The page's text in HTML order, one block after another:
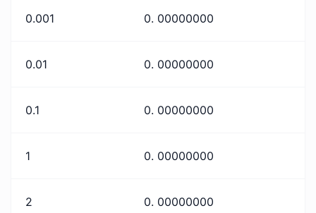
0.001 0. 00000000
0.01 0. 00000000
0.1 0. 00000000
1 0. 00000000
2 0. 00000000